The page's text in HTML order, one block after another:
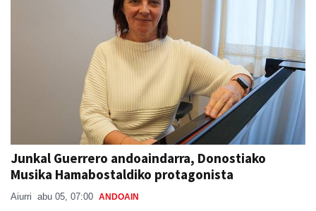
Junkal Guerrero andoaindarra, Donostiako
Musika Hamabostaldiko protagonista
Aiurri abu 05, 07:00 ANDOAIN